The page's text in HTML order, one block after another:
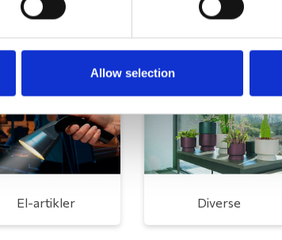
Allow selection
El-artikler Diverse